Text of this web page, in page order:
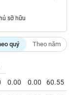
sỡ hữu
quý Theo năm
0.00 0.00 60.55